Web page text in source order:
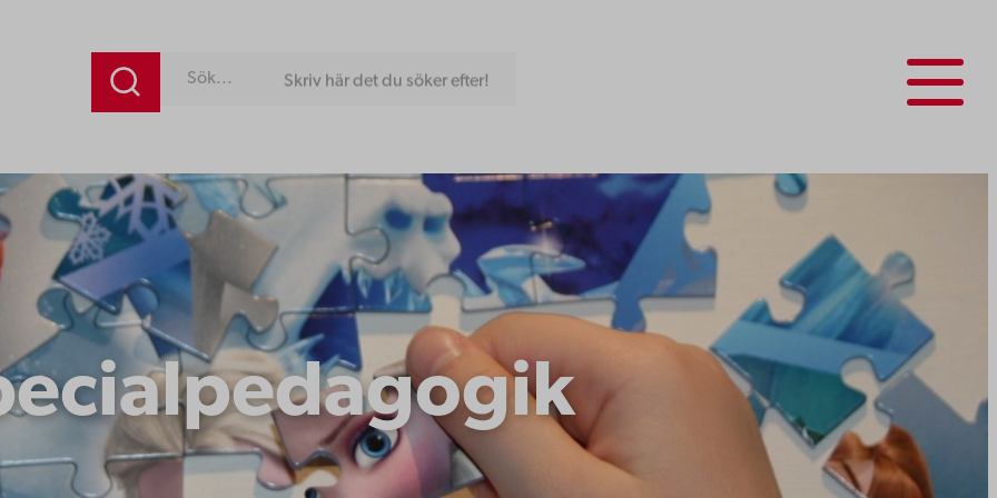
Skriv här det du söker efter!
Menu